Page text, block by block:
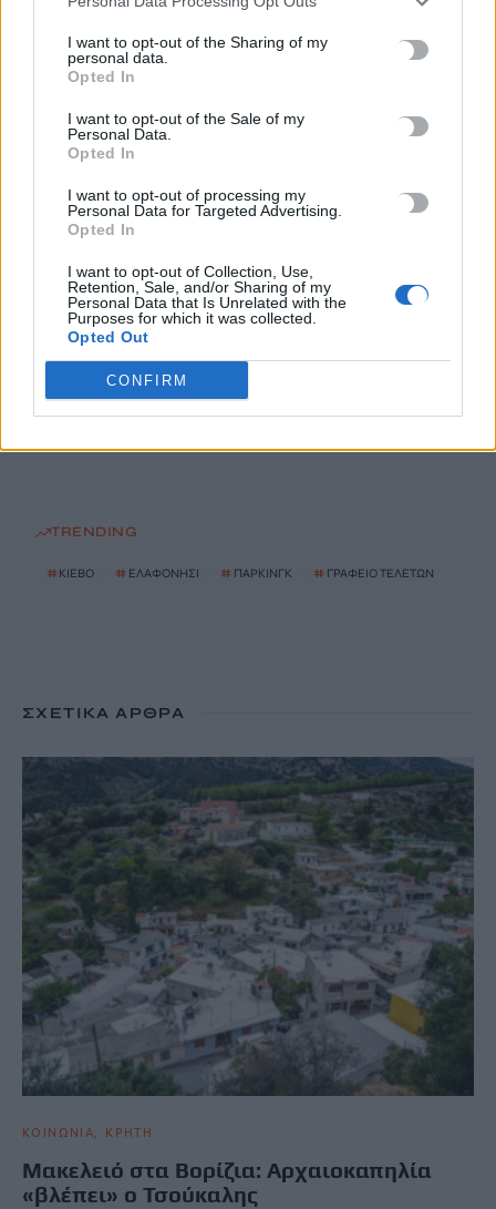
I want to opt-out of the Sharing of my
personal data.
Opted In
I want to opt-out of the Sale of my
Personal Data.
Opted In
I want to opt-out of processing my
Personal Data for Targeted Advertising.
Opted In
I want to opt-out of Collection, Use,
Retention, Sale, and/or Sharing of my
Personal Data that Is Unrelated with the
Purposes for which it was collected.
Opted Out
CONFIRM
Ελαφονήσι: Οδηγούσαν τα αυτοκίνητα στο πάρκινγκ που
εργάζονται και κατέληξαν με χειροπέδες
Θρίλερ σε γραφείο τελετών στο Σικάγο: Βρέθηκαν σε
αποσύνθεση 56 σοροί
8 Αυγούστου, 2026
ΗΠΑ: Συνετρίβη ελικόπτερο που επιχειρούσε σε πυρκαγιά
στη Γιούτα
8 Αυγούστου, 2026
Αυτές είναι οι πέντε μεγάλες αλλαγές στις αγροτικές
ενισχύσεις
8 Αυγούστου, 2026
TRENDING
# ΚΙΕΒΟ # ΕΛΑΦΟΝΗΣΙ # ΠΑΡΚΙΝΓΚ # ΓΡΑΦΕΙΟ ΤΕΛΕΤΩΝ
ΣΧΕΤΙΚΆ ΆΡΘΡΑ
ΚΟΙΝΩΝΙΑ ΚΡΗΤΗ
Μακελειό στα Βορίζια: Αρχαιοκαπηλία
«βλέπει» ο Τσούκαλης